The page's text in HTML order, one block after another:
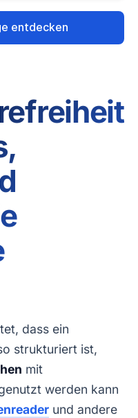
dass ein
strukturiert ist,
mit
werden kann
und andere
entdecken